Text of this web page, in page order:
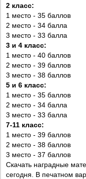
2 класс:
1 место - 35 баллов
2 место - 34 балла
3 место - 33 балла
3 и 4 класс:
1 место - 40 баллов
2 место - 39 баллов
3 место - 38 баллов
5 и 6 класс:
1 место - 35 баллов
2 место - 34 балла
3 место - 33 балла
7-11 класс:
1 место - 39 баллов
2 место - 38 баллов
3 место - 37 баллов
Скачать наградные
сегодня. В печатном